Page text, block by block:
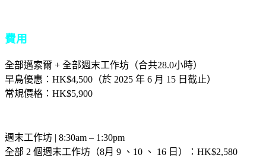
費用
全部邁索爾 + 全部週末工作坊（合共28.0小時）
早鳥優惠：HK$4,500（於 2025 年 6 月 15 日截止）
常規價格：HK$5,900
週末工作坊 | 8:30am – 1:30pm
全部 2 個週末工作坊（8月 9 、10 、 16 日）：HK$2,580